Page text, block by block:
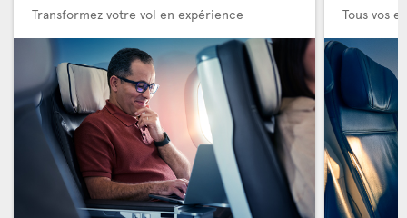
Transformez votre vol en expérience Tous vos